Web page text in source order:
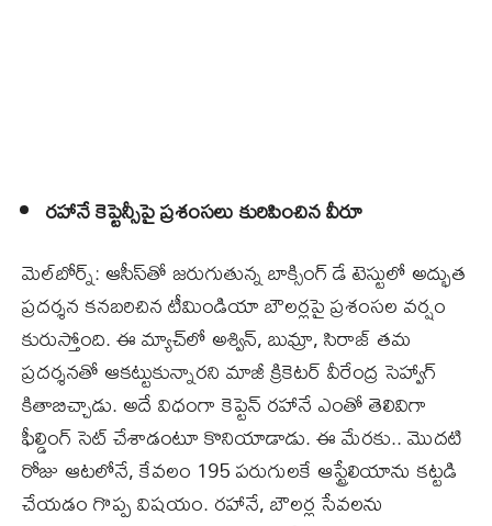
రహానే కెప్టెన్సీపై ప్రశంసలు కురిపించిన వీరూ
మెల్‌బోర్న్‌: ఆసీస్‌తో జరుగుతున్న బాక్సింగ్‌ డే టెస్టులో అద్భుత
ప్రదర్శన కనబరిచిన టీమిండియా బౌలర్లపై ప్రశంసల వర్షం
కురుస్తోంది. ఈ మ్యాచ్‌లో అశ్విన్‌, బుమ్రా, సిరాజ్‌ తమ
ప్రదర్శనతో ఆకట్టుకున్నారని మాజీ క్రికెటర్‌ వీరేంద్ర సెహ్వాగ్‌
కితాబిచ్చాడు. అదే విధంగా కెప్టెన్‌ రహానే ఎంతో తెలివిగా
ఫీల్డింగ్‌ సెట్‌ చేశాడంటూ కొనియాడాడు. ఈ మేరకు.. మొదటి
రోజు ఆటలోనే, కేవలం 195 పరుగులకే ఆస్ట్రేలియాను కట్టడి
చేయడం గొప్ప విషయం. రహానే, బౌలర్ల సేవలను